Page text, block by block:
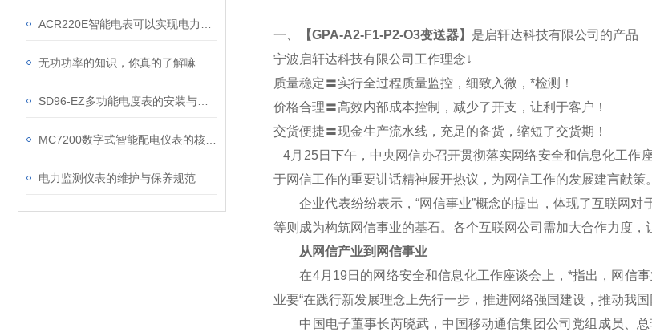
无功功率的知识，你真的了解嘛
电力监测仪表的维护与保养规范
一、 【GPA-A2-F1-P2-O3变送器】 是启轩达科技有限公司的产品
宁波启轩达科技有限公司工作理念↓
质量稳定〓实行全过程质量监控，细致入微，*检测！
价格合理〓高效内部成本控制，减少了开支，让利于客户！
交货便捷〓现金生产流水线，充足的备货，缩短了交货期！
4月25日下午，中央网信办召开贯彻落实网络安全和信息化工
于网信工作的重要讲话精神展开热议，为网信工作的发展建言献策。
企业代表纷纷表示，“网信事业”概念的提出，体现了互联网对
等则成为构筑网信事业的基石。各个互联网公司需加大合作力度
从网信产业到网信事业
在4月19日的网络安全和信息化工作座谈会上，*指出，网信事
业要“在践行新发展理念上先行一步，推进网络强国建设，推动我
中国电子董事长芮晓武，中国移动通信集团公司党组成员、总